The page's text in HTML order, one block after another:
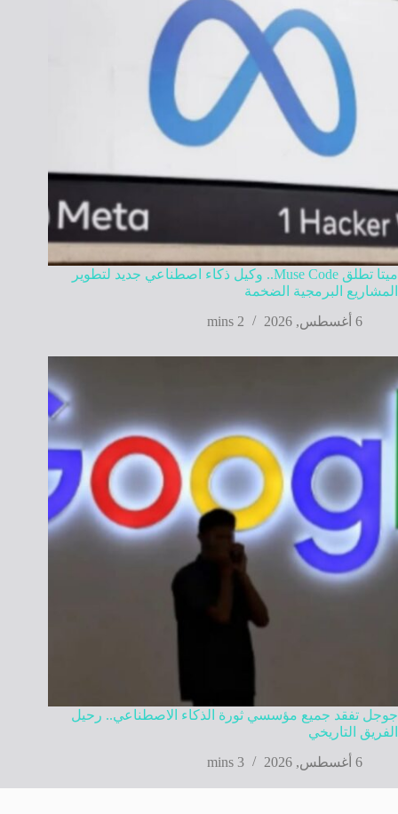
ميتا تطلق Muse Code.. وكيل ذكاء اصطناعي جديد لتطوير
المشاريع البرمجية الضخمة
6 أغسطس, 2026
2 mins
جوجل تفقد جميع مؤسسي ثورة الذكاء الاصطناعي.. رحيل
الفريق التاريخي
6 أغسطس, 2026
3 mins